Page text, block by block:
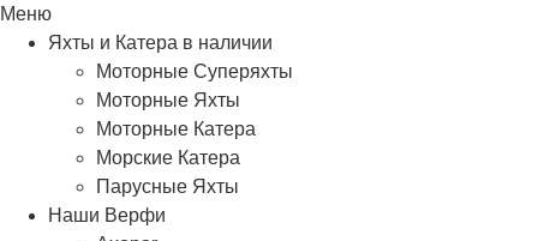
Меню
Яхты и Катера в наличии
Моторные Суперяхты
Моторные Яхты
Моторные Катера
Морские Катера
Парусные Яхты
Наши Верфи